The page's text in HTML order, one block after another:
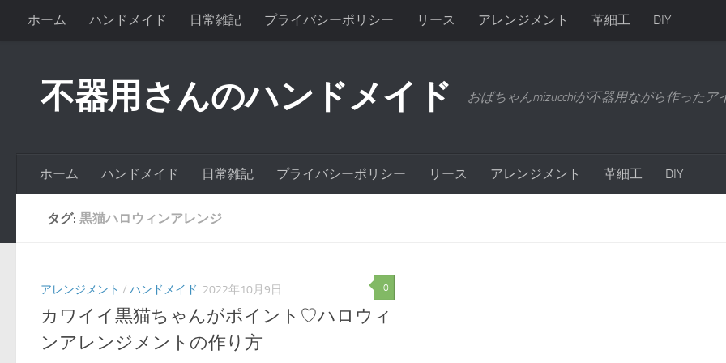
ホーム ハンドメイド 日常雑記 プライバシーポリシー リース アレンジメント 革細工 DIY
不器用さんのハンドメイド おばちゃんmizucchiが不器用ながら作ったア
ホーム ハンドメイド 日常雑記 プライバシーポリシー リース アレンジメント 革細工 DIY
タグ: 黒猫ハロウィンアレンジ
0
アレンジメント / ハンドメイド 2022年10月9日
カワイイ黒猫ちゃんがポイント♡ハロウィ
ンアレンジメントの作り方